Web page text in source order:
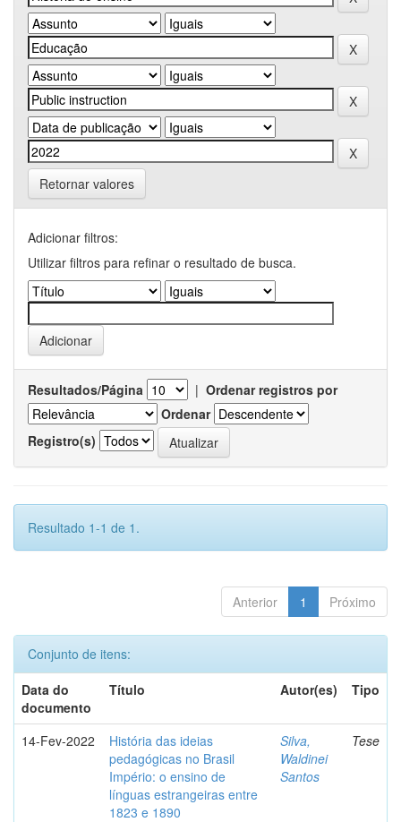
Retornar valores
Adicionar filtros:
Utilizar filtros para refinar o resultado de busca.
Resultados/Página | Ordenar registros por
Ordenar
Registro(s)
Resultado 1-1 de 1.
Anterior 1 Próximo
Conjunto de itens:
Data do
documento
Título Autor(es) Tipo
14-Fev-2022
História das ideias
pedagógicas no Brasil
Império: o ensino de
línguas estrangeiras entre
1823 e 1890
Silva,
Waldinei
Santos
Tese